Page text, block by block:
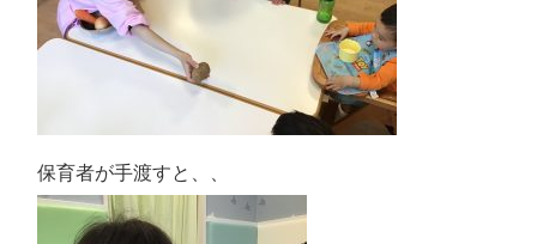
保育者が手渡すと、、